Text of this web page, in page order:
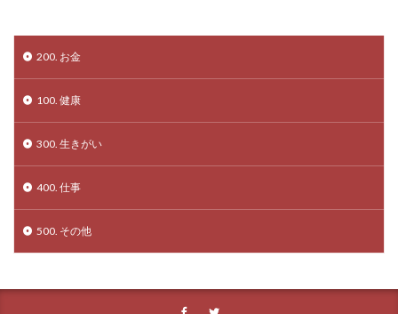
200. お金
100. 健康
300. 生きがい
400. 仕事
500. その他